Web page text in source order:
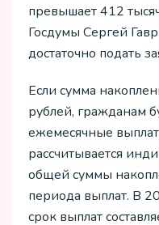
превышает 412
Госдумы Сергей
достаточно подать
Если сумма
рублей, гражданам
ежемесячные
рассчитывается
общей суммы
периода выплат. В
срок выплат